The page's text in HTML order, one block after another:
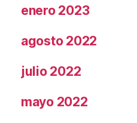
enero 2023
agosto 2022
julio 2022
mayo 2022